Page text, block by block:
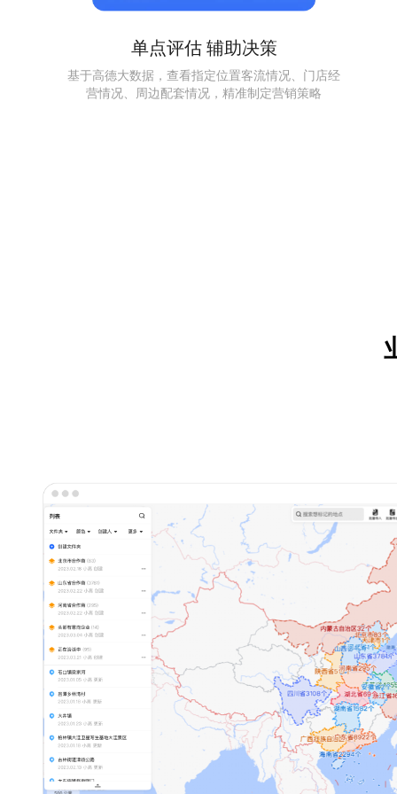
单点评估 辅助决策
基于高德大数据，查看指定位置客流情况、门店经
营情况、周边配套情况，精准制定营销策略